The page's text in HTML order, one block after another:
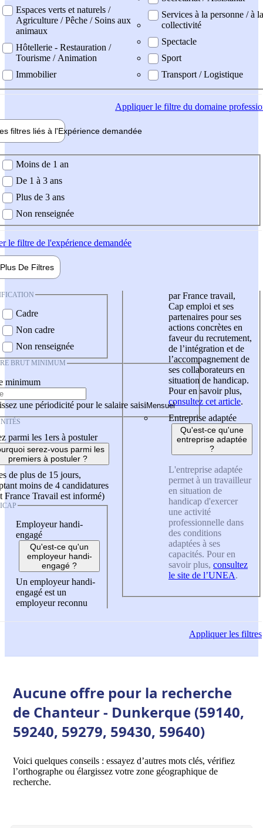
Espaces verts et naturels /
Agriculture / Pêche / Soins aux
animaux
Hôtellerie - Restauration /
Tourisme / Animation
Immobilier
Services à la personne / à la
collectivité
Spectacle
Sport
Transport / Logistique
Appliquerle filtre du domaine
filtres liés à l'Expérience demandée
demandée
Moins de 1 an
De 1 à 3 ans
Plus de 3 ans
Non renseignée
le filtre de l'expérience demandée
Plus De Filtres
Cadre
Non cadre
Non renseignée
BRUT MINIMUM
minimum
une périodicité pour le salaire saisi
parmi les 1ers à postuler
serez-vous parmi les
premiers à postuler ?
de plus de 15 jours,
moins de 4 candidatures
France Travail est informé)
Employeur handi-
engagé
Qu'est-ce qu'un
employeur handi-
engagé ?
Un employeur handi-
engagé est un
employeur reconnu
par France travail,
Cap emploi et ses
partenaires pour ses
actions concrètes en
faveur du recrutement,
de l’intégration et de
l’accompagnement de
ses collaborateurs en
situation de handicap.
Pour en savoir plus,
consultez cet article.
Entreprise adaptée
Qu'est-ce qu'une
entreprise adaptée
?
L'entreprise adaptée
permet à un travailleur
en situation de
handicap d'exercer
une activité
professionnelle dans
des conditions
adaptées à ses
capacités. Pour en
savoir plus, consultez
le site de l’UNEA.
Appliquerles filtres
Aucune offre pour la recherche
de Chanteur - Dunkerque (59140,
59240, 59279, 59430, 59640)
Voici quelques conseils : essayez d’autres mots clés, vérifiez
l’orthographe ou élargissez votre zone géographique de
recherche.